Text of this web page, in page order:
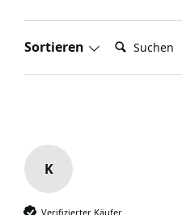
Sortieren Suchen:
K
Verifizierter Käufer